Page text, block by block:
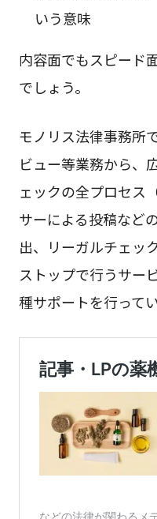
いう意味
内容面でもスピード
でしょう。
モノリス法律事務所
ビュー等業務から、
ェックの全プロセス
サーによる投稿など
出、リーガルチェッ
ストップで行うサー
種サポートを行ってい